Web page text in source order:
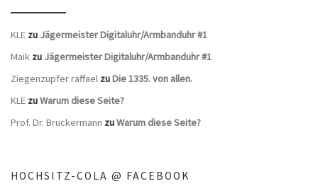
KLE zu Jägermeister Digitaluhr/Armbanduhr #1
Maik zu Jägermeister Digitaluhr/Armbanduhr #1
Ziegenzupfer raffael zuDie 1335. von allen.
KLE zuWarum diese Seite?
Prof. Dr. Bruckermann zuWarum diese Seite?
HOCHSITZ-COLA @ FACEBOOK